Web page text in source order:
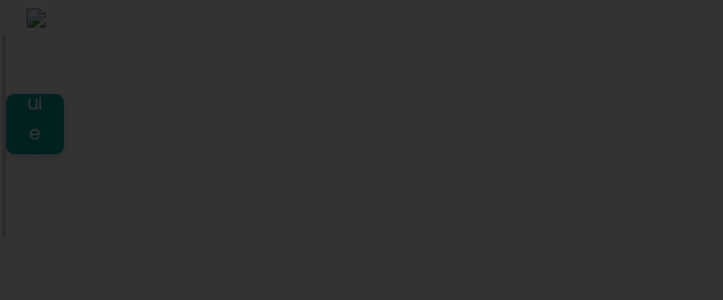
lo amé, aprendí y descubrí un mundo lleno de oportunidades. De ser más amable con el
planeta y como gestionar los residuos desde casa y a nivel industrial.